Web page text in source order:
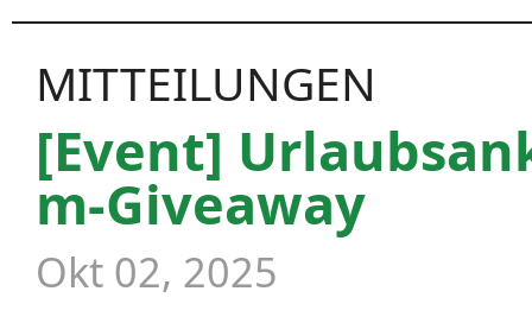
MITTEILUNGEN
[Event]
m-Giveaway
Okt 02, 2025